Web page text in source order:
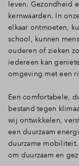
leven. Gezondheid
kernwaarden. In
elkaar ontmoeten,
school, kunnen
ouderen of zieken
iedereen kan
omgeving met een
Een comfortabele,
bestand tegen
wij ontwikkelen,
een duurzaam
duurzame
om duurzaam en